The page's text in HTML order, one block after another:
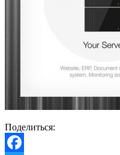
Поделиться: